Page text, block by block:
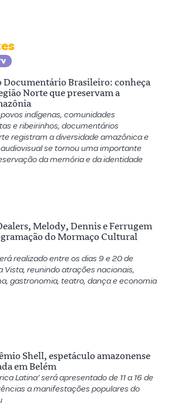
Documentário Brasileiro: conheça
Norte que preservam a
indígenas, comunidades
e ribeirinhos, documentários
registram a diversidade amazônica e
se tornou uma importante
da memória e da identidade
Melody, Dennis e Ferrugem
do Mormaço Cultural
realizado entre os dias 9 e 20 de
Vista, reunindo atrações nacionais,
gastronomia, teatro, dança e economia
Shell, espetáculo amazonense
em Belém
Latina’ será apresentado de 11 a 16 de
a manifestações populares do